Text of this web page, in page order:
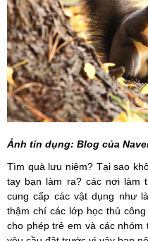
Ảnh tín dụng: Blog của
Tìm quà lưu niệm? Tại sao
tay bạn làm ra? các nơi làm t
cung cấp các vật dụng như
thậm chí các lớp học thủ công
cho phép trẻ em và các nhóm